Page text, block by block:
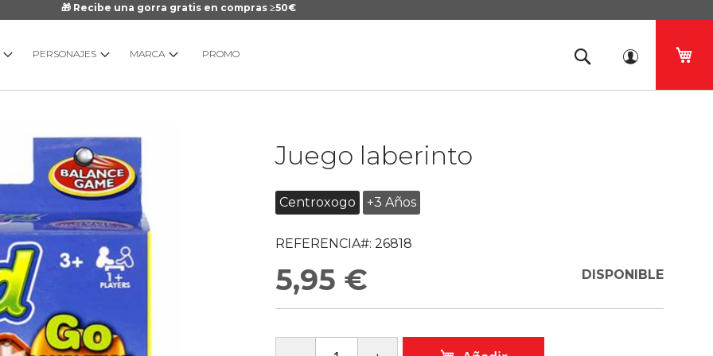
🎁 Recibe una gorra gratis en compras ≥50€
PERSONAJES MARCA PROMO
Juego laberinto
Centroxogo +3 Años
REFERENCIA#: 26818
5,95 € DISPONIBLE
imágenes